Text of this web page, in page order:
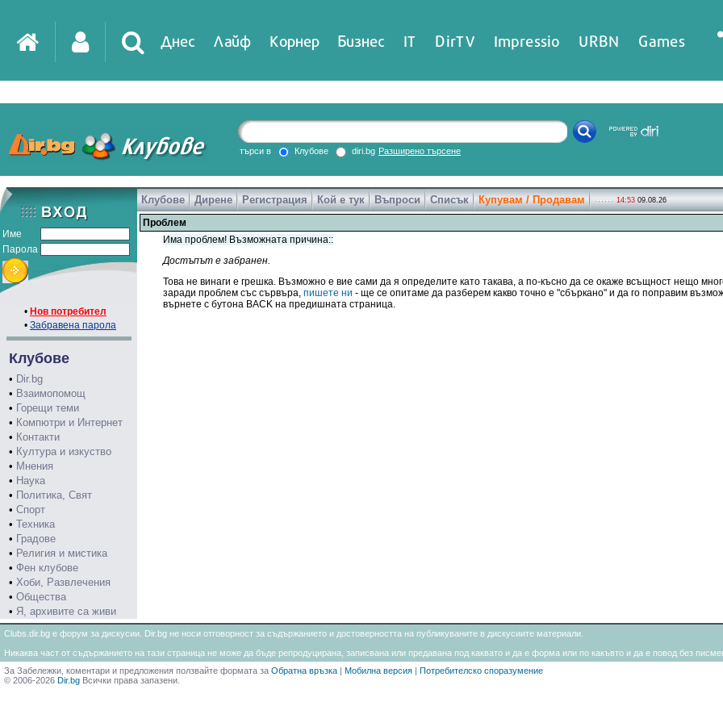
Днес Лайф Корнер Бизнес IT DirTV Impressio URBN Games
търси в Клубове diri.bg Разширено търсене
Име
Парола
• Нов потребител
• Забравена парола
Клубове
• Dir.bg
• Взаимопомощ
• Горещи теми
• Компютри и Интернет
• Контакти
• Култура и изкуство
• Мнения
• Наука
• Политика, Свят
• Спорт
• Техника
• Градове
• Религия и мистика
• Фен клубове
• Хоби, Развлечения
• Общества
• Я, архивите са живи
Клубове Дирене Регистрация Кой е тук Въпроси Списък Купувам / Продавам 14:53 09.08.26
Проблем
Има проблем! Възможната причина::
Достъпът е забранен.
Това не винаги е грешка. Възможно е вие сами да я определите като такава, а по-късно да се окаже всъщност нещо
заради проблем със сървъра, пишете ни - ще се опитаме да разберем какво точно е "сбъркано" и да го поправим
върнете с бутона BACK на предишната страница.
Clubs.dir.bg е форум за дискусии. Dir.bg не носи отговорност за съдържанието и достоверността на публикуваните в дискусиите материали.
Никаква част от съдържанието на тази страница не може да бъде репродуцирана, записвана или предавана под каквато и да е форма или по какъвто и да е повод без
За Забележки, коментари и предложения ползвайте формата за Обратна връзка | Мобилна версия | Потребителско споразумение
© 2006-2026 Dir.bg Всички права запазени.